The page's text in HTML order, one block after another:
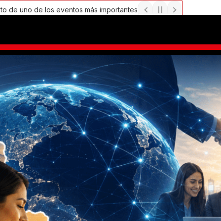
eventos más importantes de Emprendimiento e Inversión de